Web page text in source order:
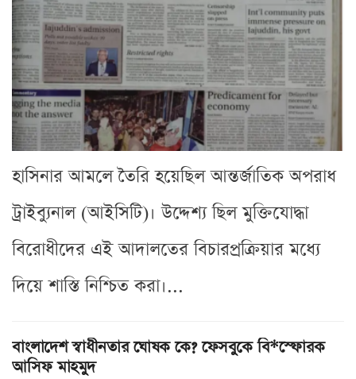
হাসিনার আমলে তৈরি হয়েছিল আন্তর্জাতিক অপরাধ
ট্রাইব্যুনাল (আইসিটি)। উদ্দেশ্য ছিল মুক্তিযোদ্ধা
বিরোধীদের এই আদালতের বিচারপ্রক্রিয়ার মধ্যে
দিয়ে শাস্তি নিশ্চিত করা।...
বাংলাদেশ স্বাধীনতার ঘোষক কে? ফেসবুকে বি*স্ফোরক
আসিফ মাহমুদ